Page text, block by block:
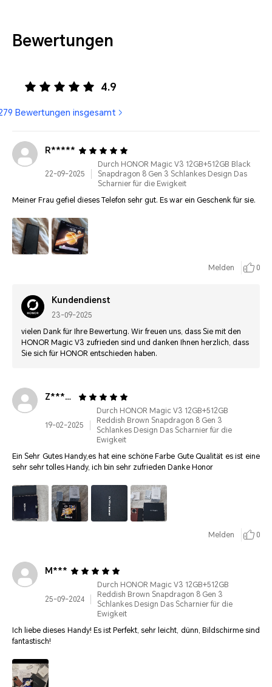
Bewertungen
4.9
Bewertungen insgesamt
R*****
22-09-2025
Durch HONOR Magic V3 12GB+512GB Black
Snapdragon 8 Gen 3 Schlankes Design Das
Scharnier für die Ewigkeit
Meiner Frau gefiel dieses Telefon sehr gut. Es war ein Geschenk für sie.
Melden 0
Kundendienst
23-09-2025
vielen Dank für Ihre Bewertung. Wir freuen uns, dass Sie mit den
HONOR Magic V3 zufrieden sind und danken Ihnen herzlich, dass
Sie sich für HONOR entschieden haben.
Z*****************
19-02-2025
Durch HONOR Magic V3 12GB+512GB
Reddish Brown Snapdragon 8 Gen 3
Schlankes Design Das Scharnier für die
Ewigkeit
Ein Sehr Gutes Handy,es hat eine schöne Farbe Gute Qualität es ist eine
sehr sehr tolles Handy, ich bin sehr zufrieden Danke Honor
Melden 0
M***
25-09-2024
Durch HONOR Magic V3 12GB+512GB
Reddish Brown Snapdragon 8 Gen 3
Schlankes Design Das Scharnier für die
Ewigkeit
Ich liebe dieses Handy! Es ist Perfekt, sehr leicht, dünn, Bildschirme sind
fantastisch!